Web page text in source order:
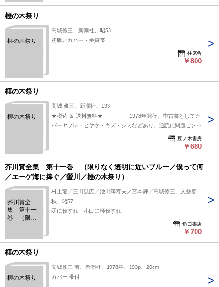
榧の木祭り
榧の木祭り
高城修三、新潮社、昭53
初版／カバー・受賞帯
往来舎
￥800
榧の木祭り
榧の木祭り
高城 修三、新潮社、193
★税込 ＆ 送料無料★ 1978年発行。中古書としてカ
バーヤブレ・ヒヤケ・キズ・シミなどあり。通読に問題ござい
ません。帯なし。こちらの商品は★送料無料★でお届けいたし
豆ノ木書房
￥680
芥川賞全集 第十一巻 （限りなく透明に近いブルー／僕って何
／エーゲ海に捧ぐ／螢川／榧の木祭り）
芥川賞全
集 第十一
巻 （限り
／僕って何
／エーゲ海
に捧ぐ／螢
川／榧の木
村上龍／三田誠広／池田満寿夫／宮本輝／高城修三、文藝春
秋、昭57
函に僅すれ 小口に極僅すれ
角口書店
￥700
榧の木祭り
榧の木祭り
高城修三 著、新潮社、1978年、193p、20cm
カバー 帯付